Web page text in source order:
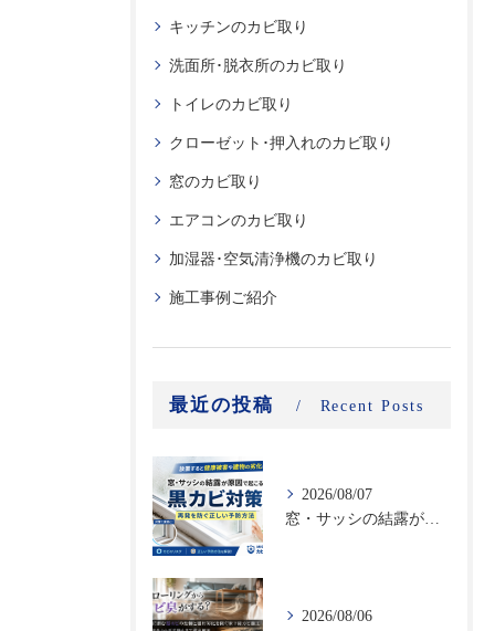
キッチンのカビ取り
洗面所･脱衣所のカビ取り
トイレのカビ取り
クローゼット･押入れのカビ取り
窓のカビ取り
エアコンのカビ取り
加湿器･空気清浄機のカビ取り
施工事例ご紹介
最近の投稿 Recent Posts
2026/08/07
窓・サッシの結露が原因で起こる黒カビ対策｜再発を防ぐ正しい予防方法
2026/08/06